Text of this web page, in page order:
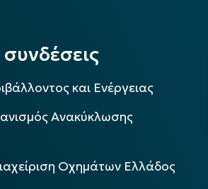
και Ενέργειας
Ανακύκλωσης
Οχημάτων Ελλάδος